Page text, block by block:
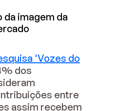
imagem da
'Vozes do
dos
entre
assim recebem